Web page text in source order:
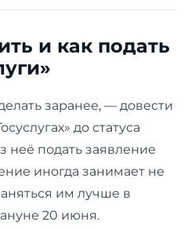
и как подать
заранее, — довести
до статуса
неё подать заявление
иногда занимает не
им лучше в
20 июня.